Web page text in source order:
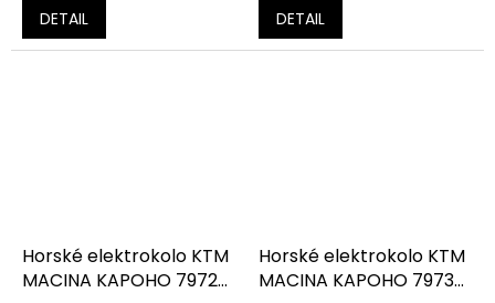
DETAIL DETAIL
Horské elektrokolo KTM
MACINA KAPOHO 7972
Horské elektrokolo KTM
MACINA KAPOHO 7973